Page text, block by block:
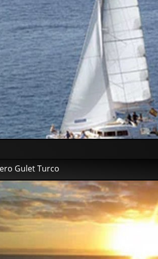
Gulet Turco